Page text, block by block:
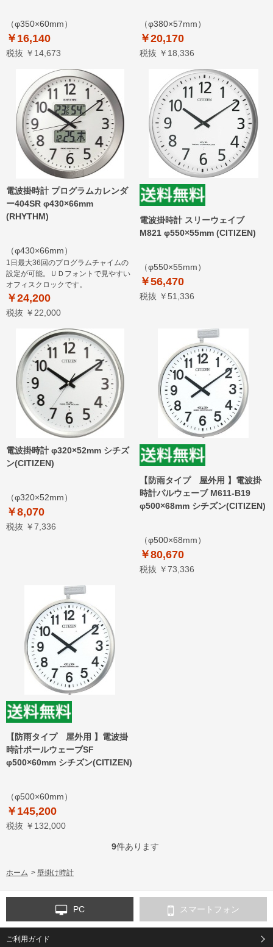
（φ350×60mm）
￥16,140
税抜 ￥14,673
（φ380×57mm）
￥20,170
税抜 ￥18,336
電波掛時計 プログラムカレンダ
ー404SR φ430×66mm
(RHYTHM)
（φ430×66mm）
1日最大36回のプログラムチャイムの
設定が可能。ＵＤフォントで見やすい
オフィスクロックです。
￥24,200
税抜 ￥22,000
電波掛時計 スリーウェイブ
M821 φ550×55mm (CITIZEN)
（φ550×55mm）
￥56,470
税抜 ￥51,336
電波掛時計 φ320×52mm シチズ
ン(CITIZEN)
（φ320×52mm）
￥8,070
税抜 ￥7,336
【防雨タイプ 屋外用 】電波掛
時計パルウェーブ M611-B19
φ500×68mm シチズン(CITIZEN)
（φ500×68mm）
￥80,670
税抜 ￥73,336
【防雨タイプ 屋外用 】電波掛
時計ポールウェーブSF
φ500×60mm シチズン(CITIZEN)
（φ500×60mm）
￥145,200
税抜 ￥132,000
9件あります
ホーム > 壁掛け時計
PC スマートフォン
ご利用ガイド